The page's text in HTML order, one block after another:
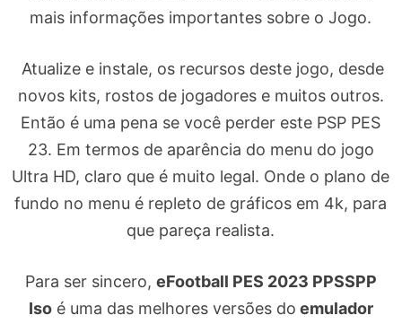
mais informações importantes sobre o Jogo.
Atualize e instale, os recursos deste jogo, desde
novos kits, rostos de jogadores e muitos outros.
Então é uma pena se você perder este PSP PES
23. Em termos de aparência do menu do jogo
Ultra HD, claro que é muito legal. Onde o plano de
fundo no menu é repleto de gráficos em 4k, para
que pareça realista.
Para ser sincero, eFootball PES 2023 PPSSPP
Isoé uma das melhores versões do emulador